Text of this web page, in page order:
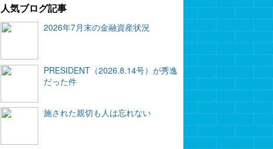
人気ブログ記事
2026年7月末の金融資産状況
PRESIDENT（2026.8.14号）が秀逸
だった件
施された親切も人は忘れない